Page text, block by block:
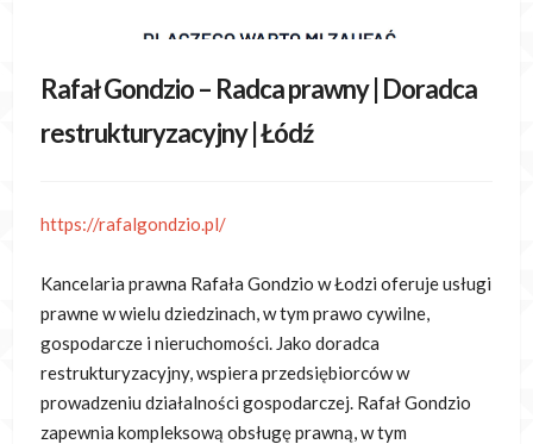
Rafał Gondzio – Radca prawny | Doradca
restrukturyzacyjny | Łódź
https://rafalgondzio.pl/
Kancelaria prawna Rafała Gondzio w Łodzi oferuje usługi
prawne w wielu dziedzinach, w tym prawo cywilne,
gospodarcze i nieruchomości. Jako doradca
restrukturyzacyjny, wspiera przedsiębiorców w
prowadzeniu działalności gospodarczej. Rafał Gondzio
zapewnia kompleksową obsługę prawną, w tym